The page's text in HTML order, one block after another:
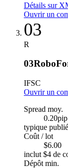
Détails sur
Ouvrir un
03
R
03
IFSC
Ouvrir un
Spread moy.
0.20pip
typique
Coût / lot
$6.00
inclut $4 de
Dépôt min.